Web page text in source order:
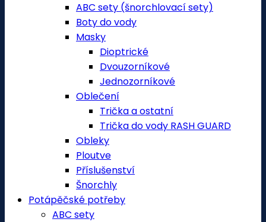
ABC sety (šnorchlovací sety)
Boty do vody
Masky
Dioptrické
Dvouzorníkové
Jednozorníkové
Oblečení
Trička a ostatní
Trička do vody RASH GUARD
Obleky
Ploutve
Příslušenství
Šnorchly
Potápěčské potřeby
ABC sety